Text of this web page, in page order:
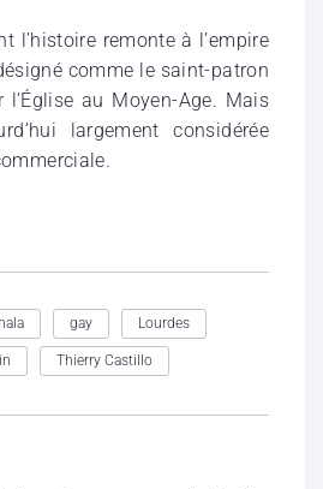
l’histoire remonte à l’empire
comme le saint-patron
au Moyen-Age. Mais
largement considérée
gay Lourdes
Thierry Castillo